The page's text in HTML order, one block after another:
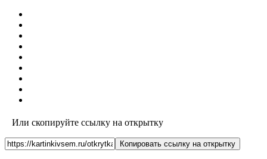
Или скопируйте ссылку на открытку
Копировать ссылку на открытку